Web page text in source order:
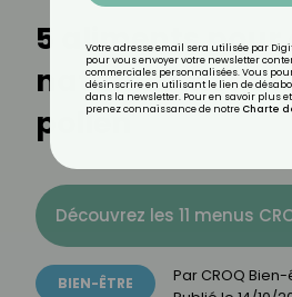
5 aliments
naturellement
pollen
Découvrez les 11 menus
BIEN-ÊTRE Par CROQ
Votre adresse email sera utilisée par
pour vous envoyer votre newsletter
commerciales personnalisées. Vous
désinscrire en utilisant le lien de
dans la newsletter. Pour en savoir plus
prenez connaissance de notre Charte